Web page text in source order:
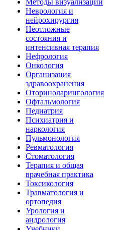
Методы визуализации
Неврология и
нейрохирургия
Неотложные
состояния и
интенсивная терапия
Нефрология
Онкология
Организация
здравоохранения
Оториноларингология
Офтальмология
Педиатрия
Психиатрия и
наркология
Пульмонология
Ревматология
Стоматология
Терапия и общая
врачебная практика
Токсикология
Травматология и
ортопедия
Урология и
андрология